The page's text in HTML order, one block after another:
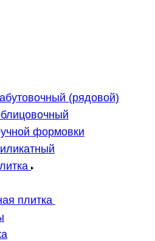
(рядовой)
формовки
плитка